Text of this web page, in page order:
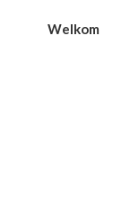
Welkom